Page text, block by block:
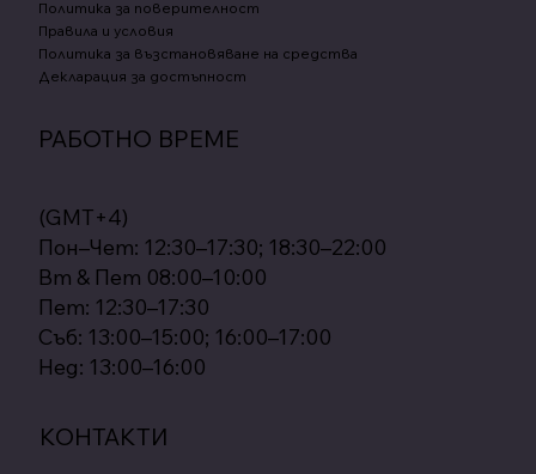
Политика за поверителност
Правила и условия
Политика за възстановяване на средства
Декларация за достъпност
РАБОТНО ВРЕМЕ
(GMT+4)
Пон–Чет: 12:30–17:30; 18:30–22:00
Вт & Пет 08:00–10:00
Пет: 12:30–17:30
Съб: 13:00–15:00; 16:00–17:00
Нед: 13:00–16:00
КОНТАКТИ